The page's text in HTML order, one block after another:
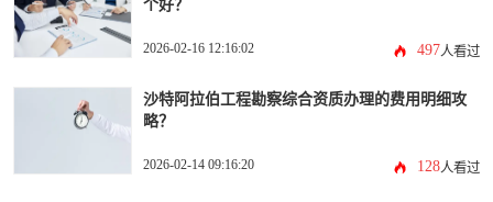
个好？
2026-02-16 12:16:02 497人看过
沙特阿拉伯工程勘察综合资质办理的费用明细攻
略？
2026-02-14 09:16:20 128人看过